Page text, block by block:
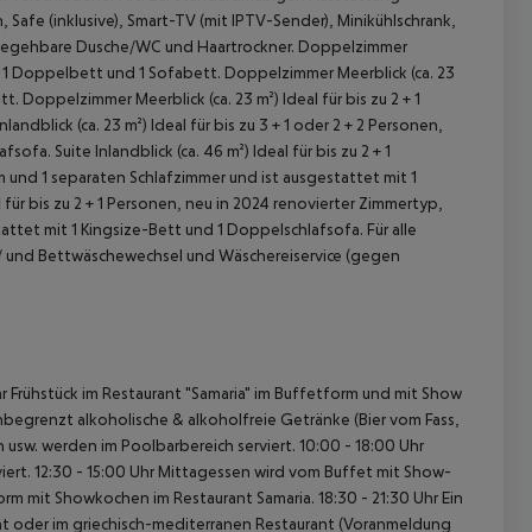
(inklusive), Smart-TV (mit IPTV-Sender), Minikühlschrank,
Dusche/WC und Haartrockner. Doppelzimmer
1 Doppelbett und 1 Sofabett. Doppelzimmer Meerblick (ca. 23
Doppelzimmer Meerblick (ca. 23 m²) Ideal für bis zu 2 + 1
(ca. 23 m²) Ideal für bis zu 3 + 1 oder 2 + 2 Personen,
Suite Inlandblick (ca. 46 m²) Ideal für bis zu 2 + 1
1 separaten Schlafzimmer und ist ausgestattet mit 1
für bis zu 2 + 1 Personen, neu in 2024 renovierter Zimmertyp,
mit 1 Kingsize-Bett und 1 Doppelschlafsofa. Für alle
Bettwäschewechsel und Wäschereiservice (gegen
Frühstück im Restaurant "Samaria" im Buffetform und mit Show
alkoholische & alkoholfreie Getränke (Bier vom Fass,
usw. werden im Poolbarbereich serviert. 10:00 - 18:00 Uhr
12:30 - 15:00 Uhr Mittagessen wird vom Buffet mit Show-
mit Showkochen im Restaurant Samaria. 18:30 - 21:30 Uhr Ein
im griechisch-mediterranen Restaurant (Voranmeldung